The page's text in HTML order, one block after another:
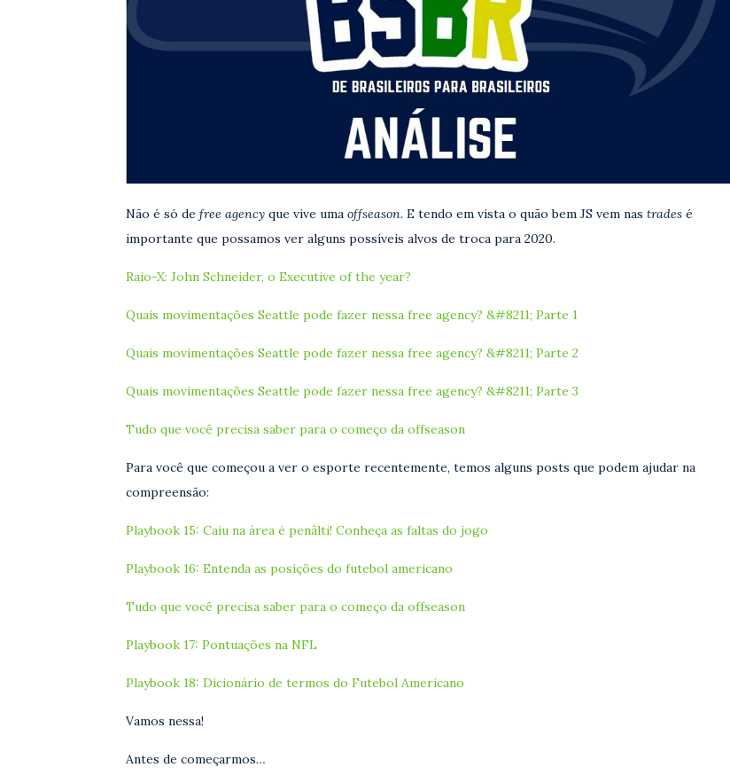
Não é só de free agency que vive uma offseason. E tendo em vista o quão bem JS vem nas trades é
importante que possamos ver alguns possíveis alvos de troca para 2020.
Raio-X: John Schneider, o Executive of the year?
Quais movimentações Seattle pode fazer nessa free agency? &#8211; Parte 1
Quais movimentações Seattle pode fazer nessa free agency? &#8211; Parte 2
Quais movimentações Seattle pode fazer nessa free agency? &#8211; Parte 3
Tudo que você precisa saber para o começo da offseason
Para você que começou a ver o esporte recentemente, temos alguns posts que podem ajudar na
compreensão:
Playbook 15: Caiu na área é penâlti! Conheça as faltas do jogo
Playbook 16: Entenda as posições do futebol americano
Tudo que você precisa saber para o começo da offseason
Playbook 17: Pontuações na NFL
Playbook 18: Dicionário de termos do Futebol Americano
Vamos nessa!
Antes de começarmos…